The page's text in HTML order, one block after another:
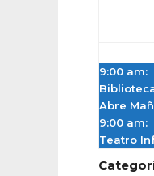
9:00 am:
Abre
9:00 am:
Teatro